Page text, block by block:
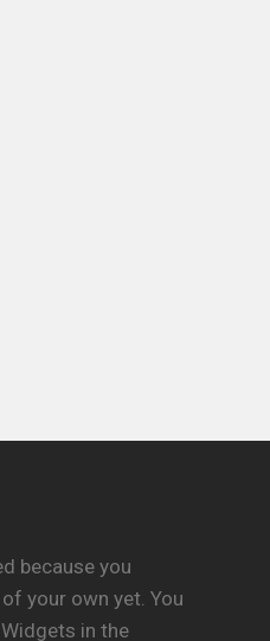
because you
your own yet. You
in the